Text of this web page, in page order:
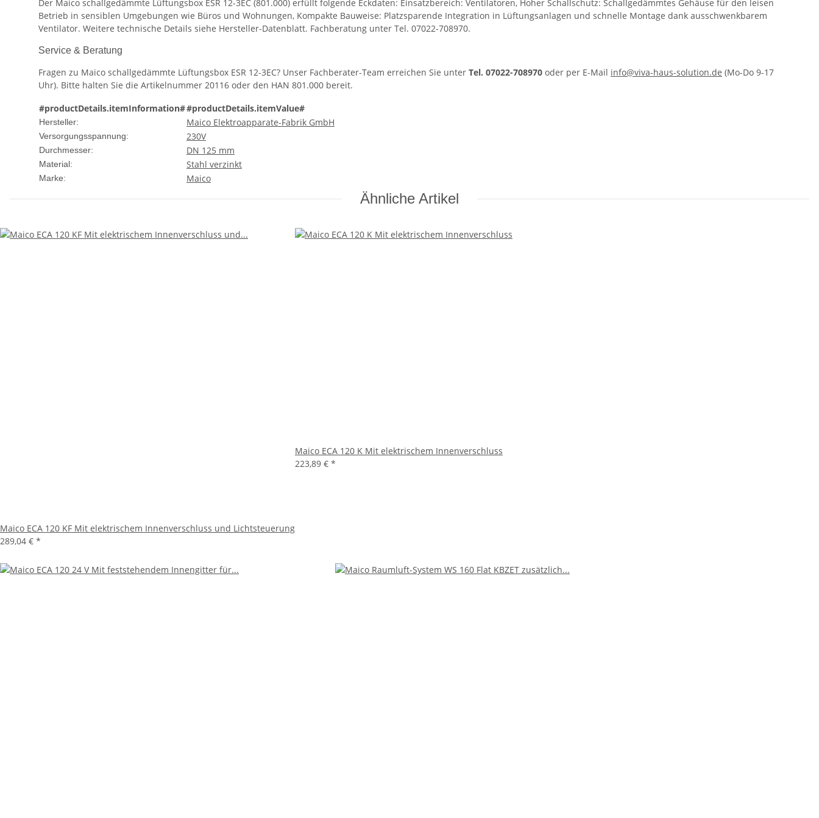
Der Maico schallgedämmte Lüftungsbox ESR 12-3EC (801.000) erfüllt folgende Eckdaten: Einsatzbereich: Ventilatoren, Hoher Schallschutz: Schallgedämmtes Gehäuse für den leisen
Betrieb in sensiblen Umgebungen wie Büros und Wohnungen, Kompakte Bauweise: Platzsparende Integration in Lüftungsanlagen und schnelle Montage dank ausschwenkbarem
Ventilator. Weitere technische Details siehe Hersteller-Datenblatt. Fachberatung unter Tel. 07022-708970.
Service & Beratung
Fragen zu Maico schallgedämmte Lüftungsbox ESR 12-3EC? Unser Fachberater-Team erreichen Sie unter Tel. 07022-708970 oder per E-Mail info@viva-haus-solution.de (Mo-Do 9-17
Uhr). Bitte halten Sie die Artikelnummer 20116 oder den HAN 801.000 bereit.
#productDetails.itemInformation##productDetails.itemValue#
Hersteller: Maico Elektroapparate-Fabrik GmbH
Versorgungsspannung: 230V
Durchmesser: DN 125 mm
Material: Stahl verzinkt
Marke: Maico
Ähnliche Artikel
Maico ECA 120 KF Mit elektrischem Innenverschluss und Lichtsteuerung
289,04 € *
Maico ECA 120 K Mit elektrischem Innenverschluss
223,89 € *